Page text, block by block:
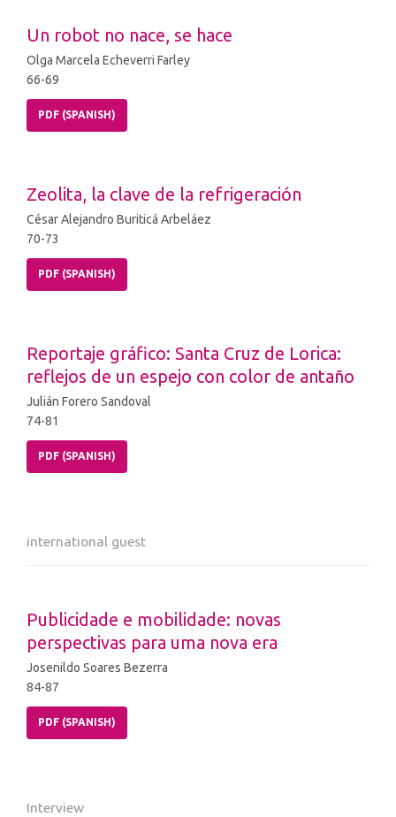
Un robot no nace, se hace
Olga Marcela Echeverri Farley
66-69
PDF (SPANISH)
Zeolita, la clave de la refrigeración
César Alejandro Buriticá Arbeláez
70-73
PDF (SPANISH)
Reportaje gráfico: Santa Cruz de Lorica:
reflejos de un espejo con color de antaño
Julián Forero Sandoval
74-81
PDF (SPANISH)
international guest
Publicidade e mobilidade: novas
perspectivas para uma nova era
Josenildo Soares Bezerra
84-87
PDF (SPANISH)
Interview